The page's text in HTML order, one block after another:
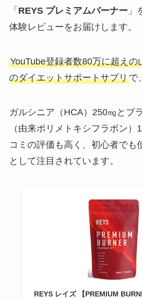
「 REYS プレミアムバーナー 」
体験レビューをお届けします。
YouTube登録者数80万に超えの
のダイエットサポートサプリで
ガルシニア（HCA）250㎎とブ
（由来ポリメトキシフラボン）
コミの評価も高く、初心者でも
として注目されています。
REYS レイズ 【PREMIUM